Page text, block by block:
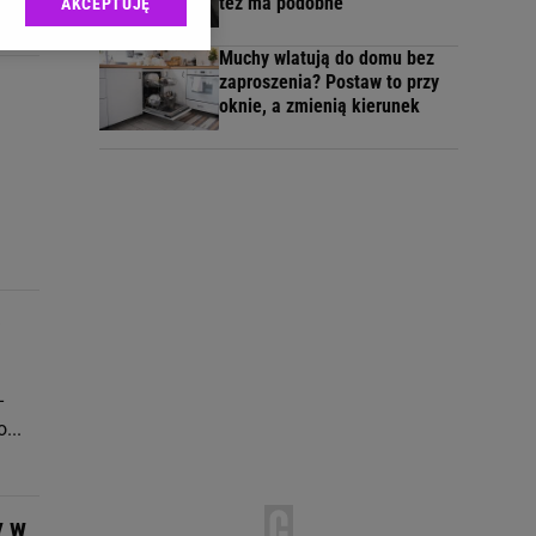
w
Muchy wlatują do domu bez
zaproszenia? Postaw to przy
oknie, a zmienią kierunek
sp. z o.o., jej
danych poprzez
Zmiana ustawień
celów identyfikacji.
reklam i treści,